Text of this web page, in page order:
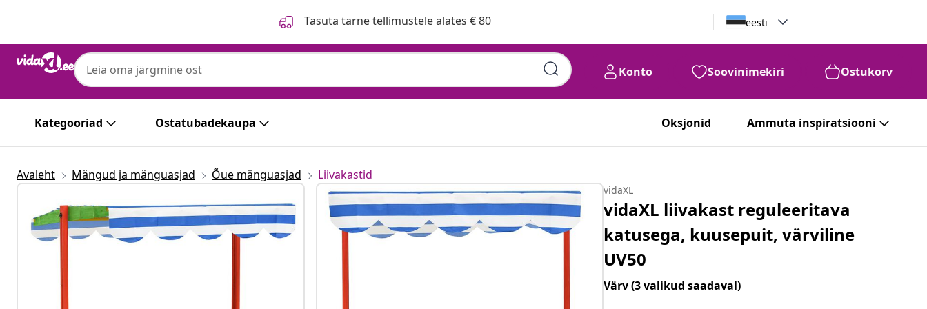
Tasuta tarne tellimustele alates € 80 eesti
Konto Soovinimekiri Ostukorv
Kategooriad Ostatubadekaupa Oksjonid Ammuta inspiratsiooni
Avaleht Mängud ja mänguasjad Õue mänguasjad Liivakastid
vidaXL
vidaXL liivakast reguleeritava
katusega, kuusepuit, värviline
UV50
Värv(3 valikud saadaval)